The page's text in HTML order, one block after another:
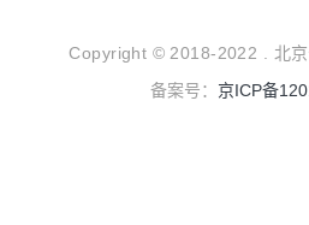
Copyright © 2018-2022 . 北京
备案号： 京ICP备